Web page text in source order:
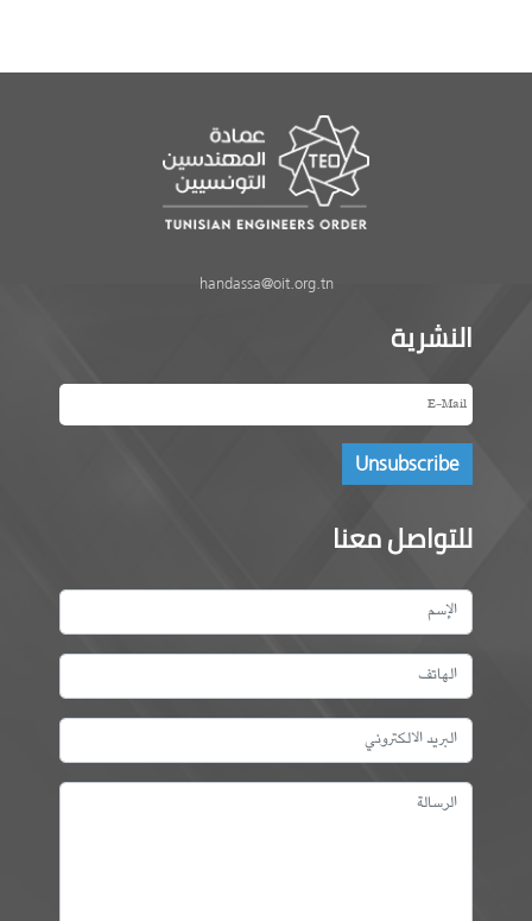
handassa@oit.org.tn
النشرية
للتواصل معنا